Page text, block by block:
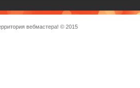
вебмастера! © 2015